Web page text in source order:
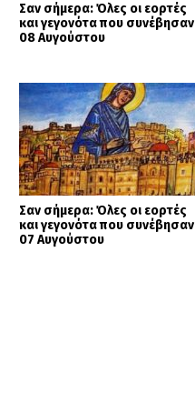
Σαν σήμερα: Όλες οι εορτές
και γεγονότα που συνέβησαν
08 Αυγούστου
Σαν σήμερα: Όλες οι εορτές
και γεγονότα που συνέβησαν
07 Αυγούστου